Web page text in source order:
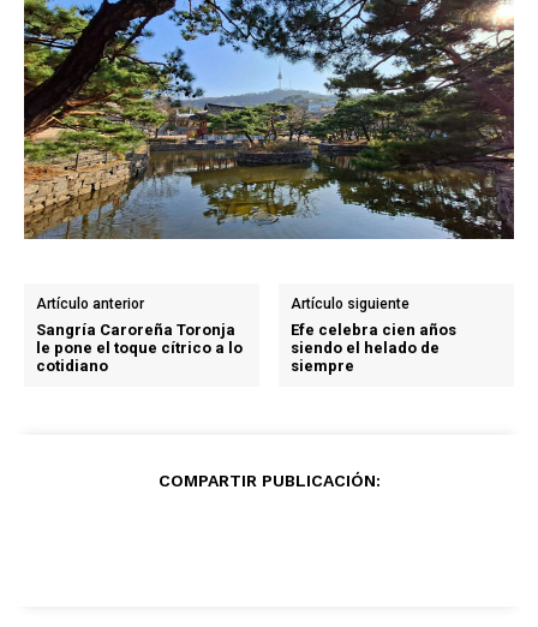
Artículo anterior
Sangría Caroreña Toronja
le pone el toque cítrico a lo
cotidiano
Artículo siguiente
Efe celebra cien años
siendo el helado de
siempre
COMPARTIR PUBLICACIÓN: